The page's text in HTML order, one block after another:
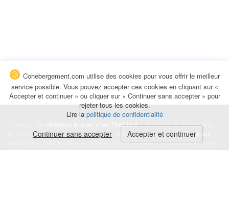
chambre à louer chez l'habitantà la nuitée, à la semaine,
au mois ou à l'année pour de courts et longs séjours, unecolocation
temporaire : des études, un stage, un déplacement professionnel, une
Cohebergement.com utilise des cookies pour vous offrir le meilleur
service possible. Vous pouvez accepter ces cookies en cliquant sur «
Accepter et continuer » ou cliquer sur « Continuer sans accepter » pour
rejeter tous les cookies.
Lire la politique de confidentialité
Continuer sans accepter Accepter et continuer